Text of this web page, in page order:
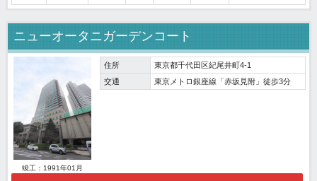
ニューオータニガーデンコート
竣工：1991年01月
住所
東京都千代田区紀尾井町4-1
交通
東京メトロ銀座線「赤坂見附」徒歩3分